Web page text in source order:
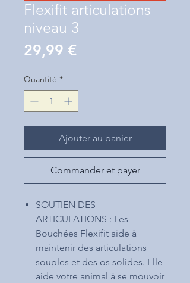
Flexifit articulations
niveau 3
29,99 €Prix
Quantité *
Ajouter au panier
Commander et payer
SOUTIEN DES
ARTICULATIONS : Les
Bouchées Flexifit aide à
maintenir des articulations
souples et des os solides. Elle
aide votre animal à se mouvoir